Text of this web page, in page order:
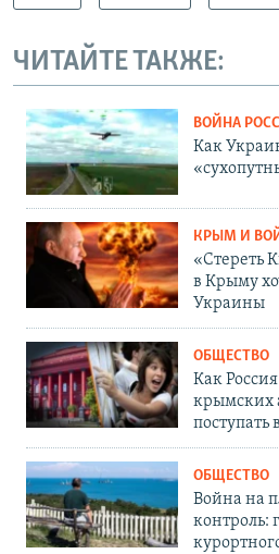
ЧИТАЙТЕ ТАКЖЕ:
ВОЙНА
Как
КРЫМ И
«Стереть
в Крыму
Украины
ОБЩЕСТВО
Как
крымских
поступать
ОБЩЕСТВО
Война на
контроль: